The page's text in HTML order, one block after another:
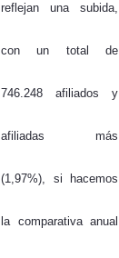
reflejan una subida,
con un total de
746.248 afiliados y
afiliadas más
(1,97%), si hacemos
la comparativa anual